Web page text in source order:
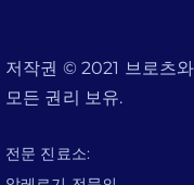
저작권 © 2021 브로츠
모든 권리 보유.
전문 진료소: